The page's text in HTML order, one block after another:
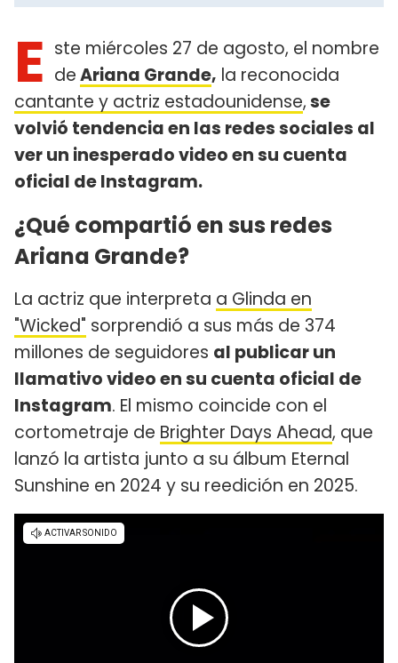
E ste miércoles 27 de agosto, el nombre
deAriana Grande, la reconocida
cantante y actriz estadounidense,se
volvió tendencia en las redes sociales al
ver un inesperado video en su cuenta
oficial de Instagram.
¿Qué compartió en sus redes
Ariana Grande?
La actriz que interpreta a Glinda en
"Wicked" sorprendió a sus más de 374
millones de seguidores al publicar un
llamativo video en su cuenta oficial de
Instagram. El mismo coincide con el
cortometraje de Brighter Days Ahead, que
lanzó la artista junto a su álbum Eternal
Sunshine en 2024 y su reedición en 2025.